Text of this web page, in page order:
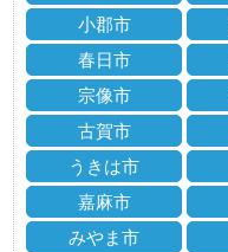
小郡市
春日市
宗像市
古賀市
うきは市
嘉麻市
みやま市